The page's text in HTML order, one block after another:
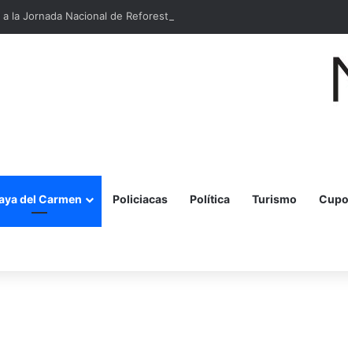
la Jornada Nacional de Reforestación 2026
del Carmen Policiacas Política Turismo